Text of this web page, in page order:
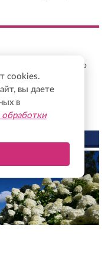
Ленобласти, доктор
профессор
cookies.
вы даете
в